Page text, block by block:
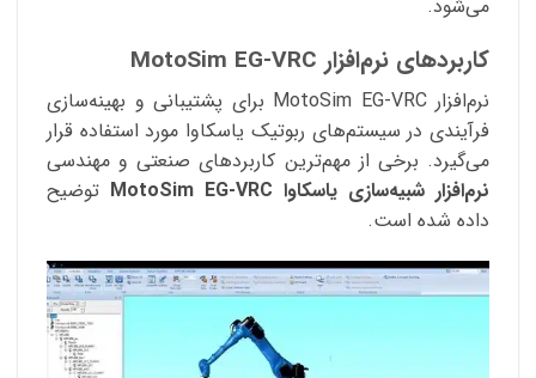
می‌شود.
کاربردهای نرم‌افزار MotoSim EG-VRC
نرم‌افزار MotoSim EG-VRC برای پشتیبانی و بهینه‌سازی
فرآیندی در سیستم‌های ربوتیک یاسکاوا مورد استفاده قرار
می‌گیرد. برخی از مهم‌ترین کاربردهای صنعتی و مهندسی
نرم‌افزار شبیه‌سازی یاسکاوا MotoSim EG-VRC توضیح
داده شده است.